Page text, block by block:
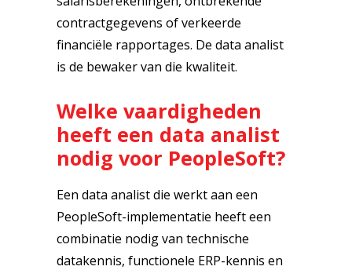
contractgegevens of verkeerde
financiële rapportages. De data analist
is de bewaker van die kwaliteit.
Welke vaardigheden
heeft een data analist
nodig voor PeopleSoft?
Een data analist die werkt aan een
PeopleSoft-implementatie heeft een
combinatie nodig van technische
datakennis, functionele ERP-kennis en